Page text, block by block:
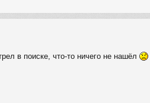
в поиске, что-то ничего не нашёл